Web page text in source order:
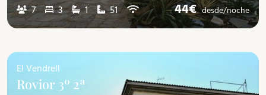
7 3 1 51 44€desde/noche
El Vendrell
Rovior 3º 2ª